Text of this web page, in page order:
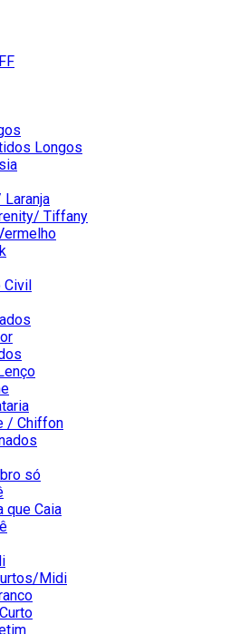
Longos
Tiffany
Civil
/ Chiffon
só
que Caia
Midi